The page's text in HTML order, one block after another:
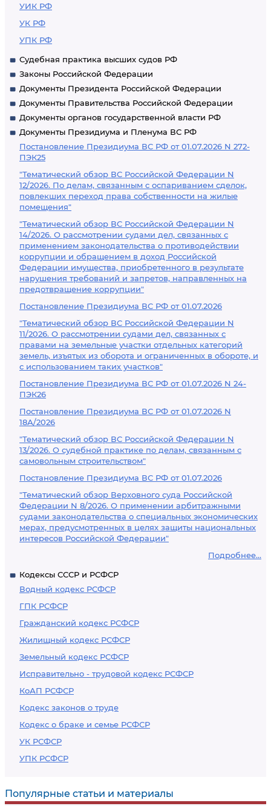
УИК РФ
УК РФ
УПК РФ
Судебная практика высших судов РФ
Законы Российской Федерации
Документы Президента Российской Федерации
Документы Правительства Российской Федерации
Документы органов государственной власти РФ
Документы Президиума и Пленума ВС РФ
Постановление Президиума ВС РФ от 01.07.2026 N 272-
ПЭК25
"Тематический обзор ВС Российской Федерации N
12/2026. По делам, связанным с оспариванием сделок,
повлекших переход права собственности на жилые
помещения"
"Тематический обзор ВС Российской Федерации N
14/2026. О рассмотрении судами дел, связанных с
применением законодательства о противодействии
коррупции и обращением в доход Российской
Федерации имущества, приобретенного в результате
нарушения требований и запретов, направленных на
предотвращение коррупции"
Постановление Президиума ВС РФ от 01.07.2026
"Тематический обзор ВС Российской Федерации N
11/2026. О рассмотрении судами дел, связанных с
правами на земельные участки отдельных категорий
земель, изъятых из оборота и ограниченных в обороте, и
с использованием таких участков"
Постановление Президиума ВС РФ от 01.07.2026 N 24-
ПЭК26
Постановление Президиума ВС РФ от 01.07.2026 N
18А/2026
"Тематический обзор ВС Российской Федерации N
13/2026. О судебной практике по делам, связанным с
самовольным строительством"
Постановление Президиума ВС РФ от 01.07.2026
"Тематический обзор Верховного суда Российской
Федерации N 8/2026. О применении арбитражными
судами законодательства о специальных экономических
мерах, предусмотренных в целях защиты национальных
интересов Российской Федерации"
Подробнее...
Кодексы СССР и РСФСР
Водный кодекс РСФСР
ГПК РСФСР
Гражданский кодекс РСФСР
Жилищный кодекс РСФСР
Земельный кодекс РСФСР
Исправительно - трудовой кодекс РСФСР
КоАП РСФСР
Кодекс законов о труде
Кодекс о браке и семье РСФСР
УК РСФСР
УПК РСФСР
Популярные статьи и материалы